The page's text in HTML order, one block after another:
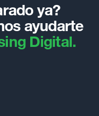
ya?
ayudarte
Digital.